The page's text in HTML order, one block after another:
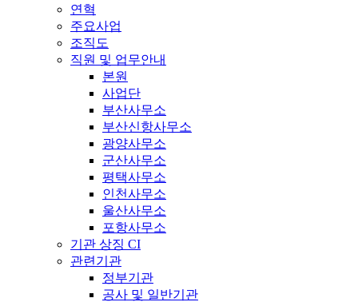
연혁
주요사업
조직도
직원 및 업무안내
본원
사업단
부산사무소
부산신항사무소
광양사무소
군산사무소
평택사무소
인천사무소
울산사무소
포항사무소
기관 상징 CI
관련기관
정부기관
공사 및 일반기관